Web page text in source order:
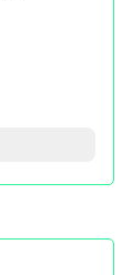
дает